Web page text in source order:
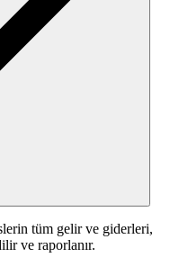
tüm gelir ve giderleri,
ve raporlanır.